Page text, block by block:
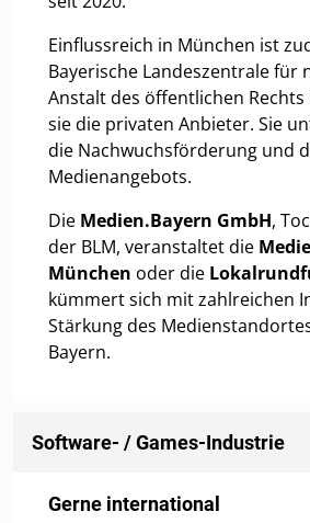
Einflussreich in München ist
Bayerische Landeszentrale für
Anstalt des öffentlichen
sie die privaten Anbieter. Sie
die Nachwuchsförderung und
Medienangebots.
Die Medien.Bayern GmbH,
der BLM, veranstaltet die
München oder die
kümmert sich mit zahlreichen
Stärkung des
Bayern.
Software- / Games-Industrie
Gerne international